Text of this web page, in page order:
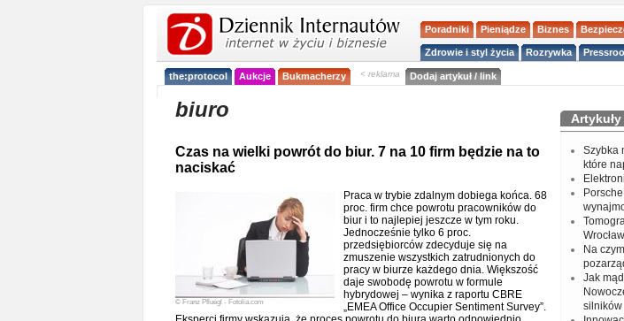
Poradniki Pieniądze Biznes
Zdrowie i styl życia Rozrywka
the:protocol Aukcje Bukmacherzy < reklama Dodaj artykuł / link
biuro
Czas na wielki powrót do biur. 7 na 10 firm będzie na to
naciskać
© Franz Pfluegl - Fotolia.com
Praca w trybie zdalnym dobiega końca. 68
proc. firm chce powrotu pracowników do
biur i to najlepiej jeszcze w tym roku.
Jednocześnie tylko 6 proc.
przedsiębiorców zdecyduje się na
zmuszenie wszystkich zatrudnionych do
pracy w biurze każdego dnia. Większość
daje swobodę powrotu w formule
hybrydowej – wynika z raportu CBRE
„EMEA Office Occupier Sentiment Survey”.
Szybka
które
Na
Jak
silników